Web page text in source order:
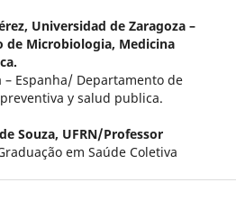
Universidad de Zaragoza –
de Microbiologia, Medicina
Espanha/ Departamento de
y salud publica.
Souza, UFRN/Professor
em Saúde Coletiva